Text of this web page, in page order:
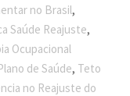
no Brasil,
Saúde Reajuste,
Ocupacional
de Saúde, Teto
no Reajuste do